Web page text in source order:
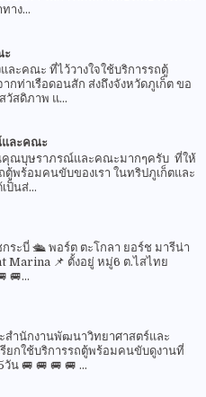
าง...
ะ
ะคณะ ที่ไว้วางใจใช้บริการรถตู้
กท่าเรือดอนสัก ส่งถึงจังหวัดภูเก็ต ขอ
วัสดิภาพ แ...
ละคณะ
คุณบุษราภรณ์และคณะมากๆครับ ที่ให้
ตู้พร้อมคนขับของเรา ในทริปภูเก็ตและ
ป็นส่...
กระบี่ 🛳 พอร์ต ตะโกลา ยอร์ช มารีน่า
📌 ตั้งอยู่ หมู่6 ต.ไสไทย
🚐...
ำนักงานพัฒนาวิทยาศาสตร์และ
ยกใช้บริการรถตู้พร้อมคนขับดูงานที่
น 🚐 🚐 🚐 🚐 ...